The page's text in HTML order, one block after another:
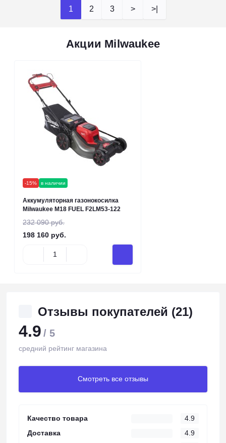
1 2 3 > >|
Акции Milwaukee
-15% в наличии
Аккумуляторная газонокосилка
Milwaukee M18 FUEL F2LM53-122
232 090 руб.
198 160 руб.
Отзывы покупателей (21)
4.9 / 5
средний рейтинг магазина
Смотреть все отзывы
Качество товара
4.9
Доставка
4.9